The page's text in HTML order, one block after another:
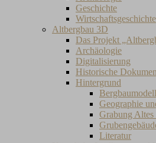
Geschichte
Wirtschaftsgeschichte
Altbergbau 3D
Das Projekt
Archäologie
Digitalisierung
Historische
Hintergrund
Geographie
Grabung Altes
Literatur